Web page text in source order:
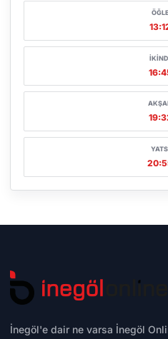
ÖĞLE
İnegöl'e dair ne varsa İnegöl